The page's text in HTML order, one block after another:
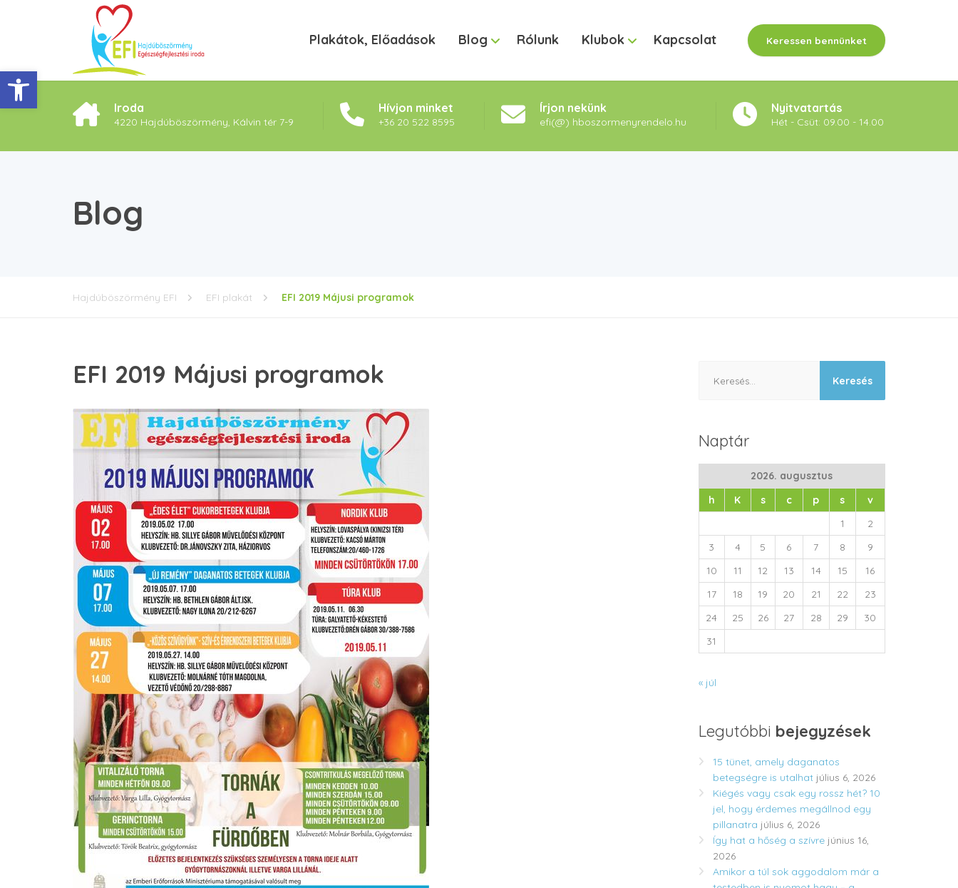
Eszköztár megnyitása
Plakátok, Előadások Blog Rólunk Klubok Kapcsolat Keressen bennünket
Iroda
4220 Hajdúböszörmény, Kálvin tér 7-9
Hívjon minket
+36 20 522 8595
Írjon nekünk
efi(@) hboszormenyrendelo.hu
Nyitvatartás
Hét - Csüt: 09.00 - 14.00
Blog
Hajdúböszörmény EFI EFI plakát EFI 2019 Májusi programok
EFI 2019 Májusi programok
Naptár
2026. augusztus
h
K s c p s
v
1
2
3
4 5 6 7 8
9
10
11 12 13 14 15
16
17
18 19 20 21 22
23
24
25 26 27 28 29
30
31
« júl
Legutóbbi bejegyzések
15 tünet, amely daganatos
betegségre is utalhat július 6, 2026
Kiégés vagy csak egy rossz hét? 10
jel, hogy érdemes megállnod egy
pillanatra július 6, 2026
Így hat a hőség a szívre június 16,
2026
Amikor a túl sok aggodalom már a